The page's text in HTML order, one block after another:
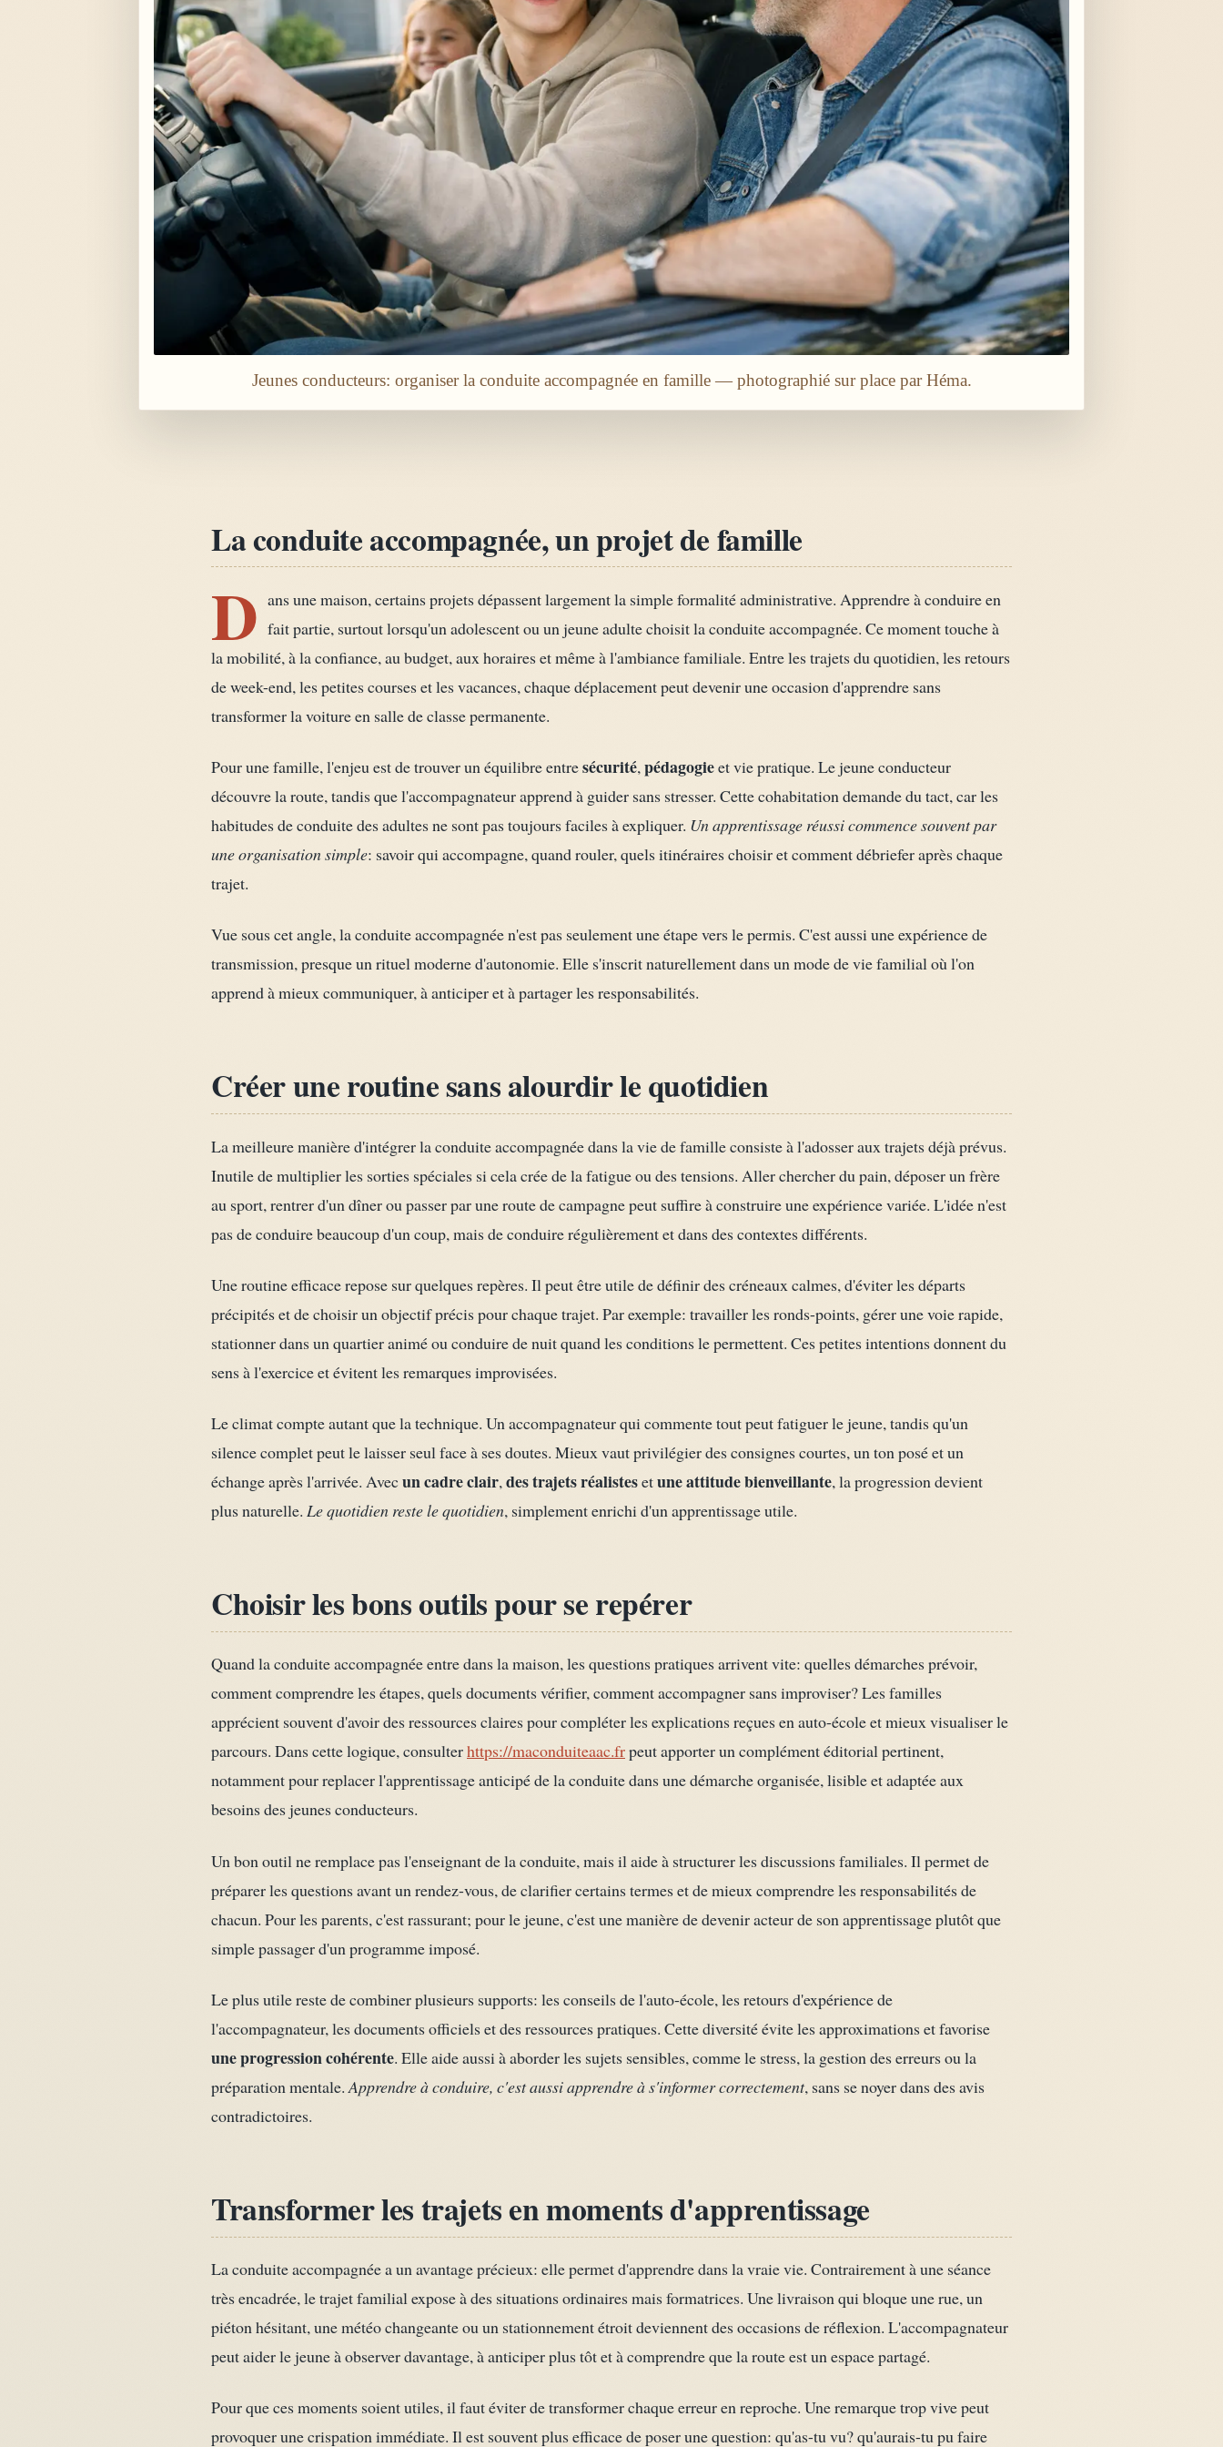
Jeunes conducteurs: organiser la conduite accompagnée en famille — photographié sur place par Héma.
La conduite accompagnée, un projet de famille
D ans une maison, certains projets dépassent largement la simple formalité administrative. Apprendre à conduire en
fait partie, surtout lorsqu'un adolescent ou un jeune adulte choisit la conduite accompagnée. Ce moment touche à
la mobilité, à la confiance, au budget, aux horaires et même à l'ambiance familiale. Entre les trajets du quotidien, les retours
de week-end, les petites courses et les vacances, chaque déplacement peut devenir une occasion d'apprendre sans
transformer la voiture en salle de classe permanente.
Pour une famille, l'enjeu est de trouver un équilibre entresécurité,pédagogieet vie pratique. Le jeune conducteur
découvre la route, tandis que l'accompagnateur apprend à guider sans stresser. Cette cohabitation demande du tact, car les
habitudes de conduite des adultes ne sont pas toujours faciles à expliquer. Un apprentissage réussi commence souvent par
une organisation simple: savoir qui accompagne, quand rouler, quels itinéraires choisir et comment débriefer après chaque
trajet.
Vue sous cet angle, la conduite accompagnée n'est pas seulement une étape vers le permis. C'est aussi une expérience de
transmission, presque un rituel moderne d'autonomie. Elle s'inscrit naturellement dans un mode de vie familial où l'on
apprend à mieux communiquer, à anticiper et à partager les responsabilités.
Créer une routine sans alourdir le quotidien
La meilleure manière d'intégrer la conduite accompagnée dans la vie de famille consiste à l'adosser aux trajets déjà prévus.
Inutile de multiplier les sorties spéciales si cela crée de la fatigue ou des tensions. Aller chercher du pain, déposer un frère
au sport, rentrer d'un dîner ou passer par une route de campagne peut suffire à construire une expérience variée. L'idée n'est
pas de conduire beaucoup d'un coup, mais de conduire régulièrement et dans des contextes différents.
Une routine efficace repose sur quelques repères. Il peut être utile de définir des créneaux calmes, d'éviter les départs
précipités et de choisir un objectif précis pour chaque trajet. Par exemple: travailler les ronds-points, gérer une voie rapide,
stationner dans un quartier animé ou conduire de nuit quand les conditions le permettent. Ces petites intentions donnent du
sens à l'exercice et évitent les remarques improvisées.
Le climat compte autant que la technique. Un accompagnateur qui commente tout peut fatiguer le jeune, tandis qu'un
silence complet peut le laisser seul face à ses doutes. Mieux vaut privilégier des consignes courtes, un ton posé et un
échange après l'arrivée. Avecun cadre clair,des trajets réalistesetune attitude bienveillante, la progression devient
plus naturelle. Le quotidien reste le quotidien, simplement enrichi d'un apprentissage utile.
Choisir les bons outils pour se repérer
Quand la conduite accompagnée entre dans la maison, les questions pratiques arrivent vite: quelles démarches prévoir,
comment comprendre les étapes, quels documents vérifier, comment accompagner sans improviser? Les familles
apprécient souvent d'avoir des ressources claires pour compléter les explications reçues en auto-école et mieux visualiser le
parcours. Dans cette logique, consulterhttps://maconduiteaac.frpeut apporter un complément éditorial pertinent,
notamment pour replacer l'apprentissage anticipé de la conduite dans une démarche organisée, lisible et adaptée aux
besoins des jeunes conducteurs.
Un bon outil ne remplace pas l'enseignant de la conduite, mais il aide à structurer les discussions familiales. Il permet de
préparer les questions avant un rendez-vous, de clarifier certains termes et de mieux comprendre les responsabilités de
chacun. Pour les parents, c'est rassurant; pour le jeune, c'est une manière de devenir acteur de son apprentissage plutôt que
simple passager d'un programme imposé.
Le plus utile reste de combiner plusieurs supports: les conseils de l'auto-école, les retours d'expérience de
l'accompagnateur, les documents officiels et des ressources pratiques. Cette diversité évite les approximations et favorise
une progression cohérente. Elle aide aussi à aborder les sujets sensibles, comme le stress, la gestion des erreurs ou la
préparation mentale. Apprendre à conduire, c'est aussi apprendre à s'informer correctement, sans se noyer dans des avis
contradictoires.
Transformer les trajets en moments d'apprentissage
La conduite accompagnée a un avantage précieux: elle permet d'apprendre dans la vraie vie. Contrairement à une séance
très encadrée, le trajet familial expose à des situations ordinaires mais formatrices. Une livraison qui bloque une rue, un
piéton hésitant, une météo changeante ou un stationnement étroit deviennent des occasions de réflexion. L'accompagnateur
peut aider le jeune à observer davantage, à anticiper plus tôt et à comprendre que la route est un espace partagé.
Pour que ces moments soient utiles, il faut éviter de transformer chaque erreur en reproche. Une remarque trop vive peut
provoquer une crispation immédiate. Il est souvent plus efficace de poser une question: qu'as-tu vu? qu'aurais-tu pu faire